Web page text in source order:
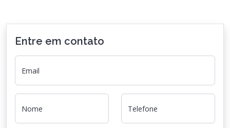
Entre em contato
Email
Nome Telefone